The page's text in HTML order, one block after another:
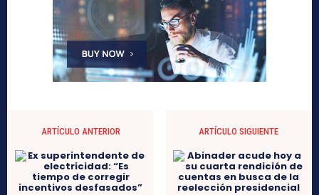
ARTÍCULO ANTERIOR ARTÍCULO SIGUIENTE